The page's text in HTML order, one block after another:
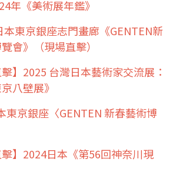
年《美術展年鑑》
本東京銀座志門畫廊《GENTEN新
會》（現場直擊）
擊】2025 台灣日本藝術家交流展：
八壁展》
東京銀座〈GENTEN 新春藝術博
擊】2024日本《第56回神奈川現